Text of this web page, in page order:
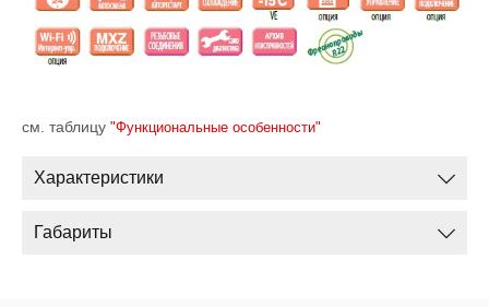
см. таблицу "Функциональные особенности"
Характеристики
Габариты